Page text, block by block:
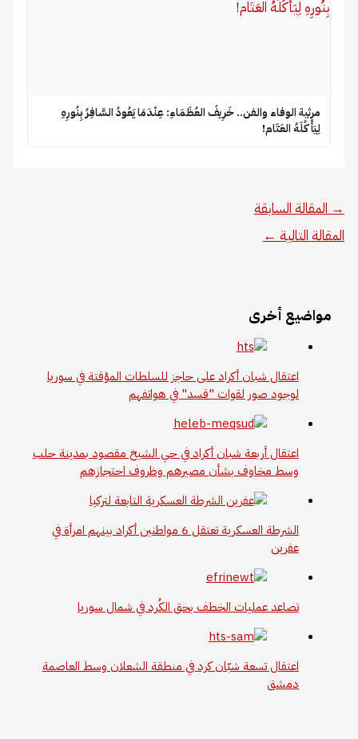
​مرثية الوفاء والفن.. خَرِيفُ العُظَمَاءِ: عِنْدَمَا يَعُودُ السَّافِرُ بِنُورِهِ
لِيَأْكُلَهُ العَتَام!
→ المقالة السابقة
المقالة التالية ←
مواضيع أخرى
اعتقال شبان أكراد على حاجز للسلطات المؤقتة في سوريا
لوجود صور لقوات "قسد" في هواتفهم
اعتقال أربعة شبان أكراد في حي الشيخ مقصود بمدينة حلب
وسط مخاوف بشأن مصيرهم وظروف احتجازهم
الشرطة العسكرية تعتقل 6 مواطنين أكراد بينهم امرأة في
عفرين
تصاعد عمليات الخطف بحق الكُرد في شمال سوريا
اعتقال تسعة شبّان كرد في منطقة الشعلان وسط العاصمة
دمشق